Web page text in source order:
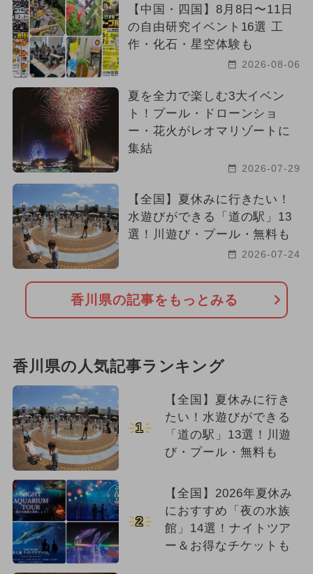
2024年6月のイベント
2025年6月のイベント アート
ハロウィン 2026年4月のイベント
お正月 2026年9月のイベント
アウトドア 2026年2月のイベント
ご当地グルメ・限定メニュー
【中国・四国】8月8日〜11日
の自由研究イベント16選 工
作・化石・星空体験も
2026-08-06
夏を全力で楽しむ3大イベン
ト！プール・ドローンショ
ー・花火がレオマリゾートに
集結
2026-07-29
【全国】夏休みに行きたい！
水遊びができる「道の駅」13
選！川遊び・プール・無料も
2026-07-24
香川県の記事をもっとみる
香川県の人気記事ランキング
1
【全国】夏休みに行き
たい！水遊びができる
「道の駅」13選！川遊
び・プール・無料も
2
【全国】2026年夏休み
におすすめ「夜の水族
館」14選！ナイトツア
ー＆お得なチケットも